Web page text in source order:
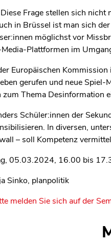
Diese Frage stellen sich
in Brüssel ist man sich
möglichst vor
Plattformen im
Europäischen
gerufen und neue
zum Thema Desinformation
Schüler:innen der
In diversen,
– soll Kompetenz
05.03.2024, 16.00 bis
Sinko, planpolitik
melden Sie sich auf der